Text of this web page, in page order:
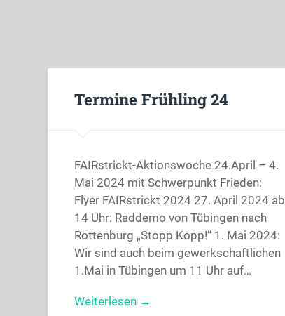
Termine Frühling 24
FAIRstrickt-Aktionswoche 24.April – 4.
Mai 2024 mit Schwerpunkt Frieden:
Flyer FAIRstrickt 2024 27. April 2024 ab
14 Uhr: Raddemo von Tübingen nach
Rottenburg „Stopp Kopp!“ 1. Mai 2024:
Wir sind auch beim gewerkschaftlichen
1.Mai in Tübingen um 11 Uhr auf…
Weiterlesen →